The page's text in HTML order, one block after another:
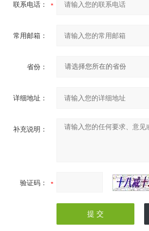
联系电话：
常用邮箱：
省份：
详细地址：
补充说明：
验证码：